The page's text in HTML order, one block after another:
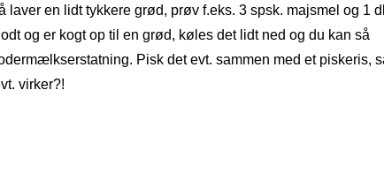
laver en lidt tykkere grød, prøv f.eks. 3 spsk. majsmel og 1
og er kogt op til en grød, køles det lidt ned og du kan så
Pisk det evt. sammen med et piskeris,
virker?!